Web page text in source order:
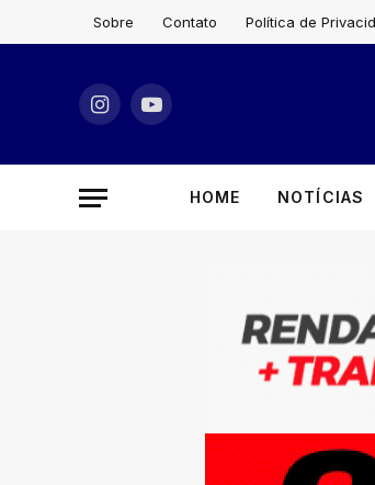
Sobre Contato Política de
InstagramYouTube
HOME NOTÍCIAS